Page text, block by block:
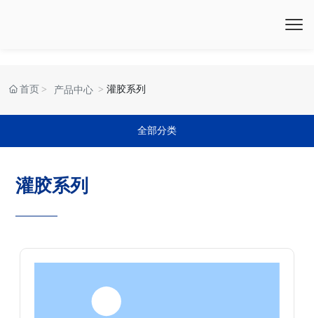
首页 产品中心 灌胶系列
全部分类
灌胶系列